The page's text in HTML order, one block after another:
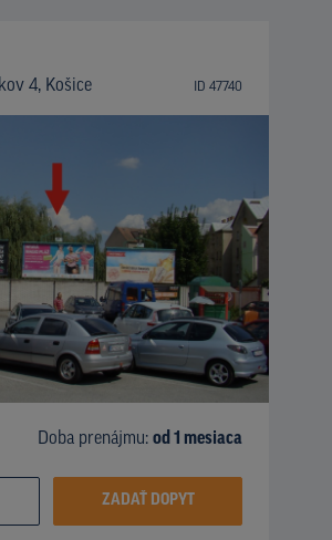
4, Košice ID 47740
Doba prenájmu: od 1 mesiaca
ZADAŤ DOPYT